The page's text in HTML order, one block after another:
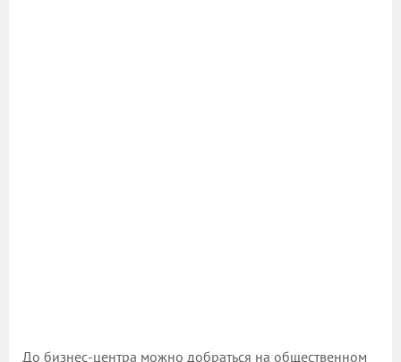
До бизнес-центра можно добраться на общественном